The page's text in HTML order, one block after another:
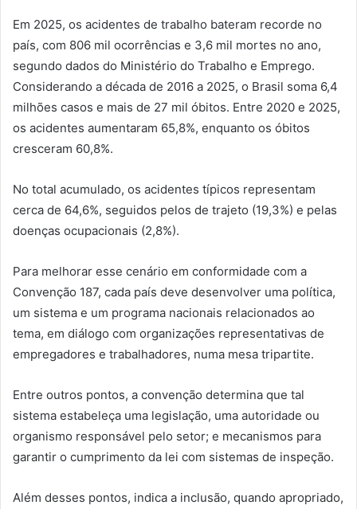
Em 2025, os acidentes de trabalho bateram recorde no
país, com 806 mil ocorrências e 3,6 mil mortes no ano,
segundo dados do Ministério do Trabalho e Emprego.
Considerando a década de 2016 a 2025, o Brasil soma 6,4
milhões casos e mais de 27 mil óbitos. Entre 2020 e 2025,
os acidentes aumentaram 65,8%, enquanto os óbitos
cresceram 60,8%.
No total acumulado, os acidentes típicos representam
cerca de 64,6%, seguidos pelos de trajeto (19,3%) e pelas
doenças ocupacionais (2,8%).
Para melhorar esse cenário em conformidade com a
Convenção 187, cada país deve desenvolver uma política,
um sistema e um programa nacionais relacionados ao
tema, em diálogo com organizações representativas de
empregadores e trabalhadores, numa mesa tripartite.
Entre outros pontos, a convenção determina que tal
sistema estabeleça uma legislação, uma autoridade ou
organismo responsável pelo setor; e mecanismos para
garantir o cumprimento da lei com sistemas de inspeção.
Além desses pontos, indica a inclusão, quando apropriado,